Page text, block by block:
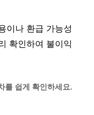
이나 환급 가능성
확인하여 불이익
를 쉽게 확인하세요.